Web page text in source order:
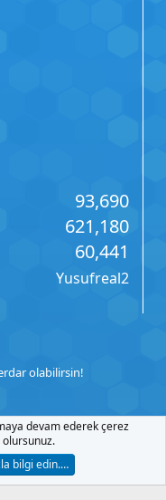
93,690
621,180
60,441
Yusufreal2
olabilirsin!
R
devam ederek çerez
olursunuz.
bilgi edin.…